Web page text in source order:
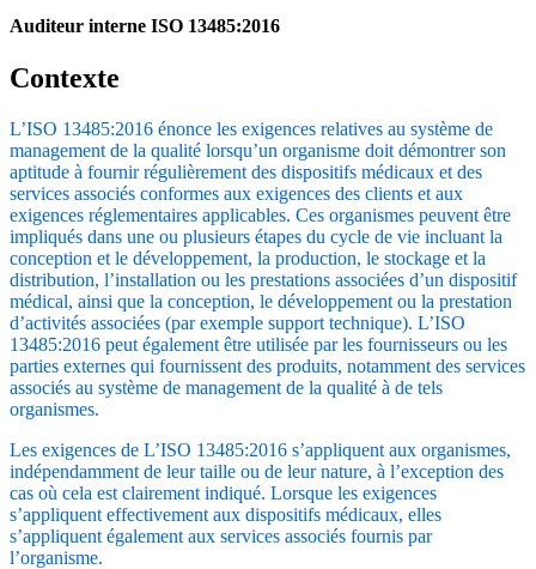
Auditeur interne ISO 13485:2016
Contexte
L’ISO 13485:2016 énonce les exigences relatives au système de
management de la qualité lorsqu’un organisme doit démontrer son
aptitude à fournir régulièrement des dispositifs médicaux et des
services associés conformes aux exigences des clients et aux
exigences réglementaires applicables. Ces organismes peuvent être
impliqués dans une ou plusieurs étapes du cycle de vie incluant la
conception et le développement, la production, le stockage et la
distribution, l’installation ou les prestations associées d’un dispositif
médical, ainsi que la conception, le développement ou la prestation
d’activités associées (par exemple support technique). L’ISO
13485:2016 peut également être utilisée par les fournisseurs ou les
parties externes qui fournissent des produits, notamment des services
associés au système de management de la qualité à de tels
organismes.
Les exigences de L’ISO 13485:2016 s’appliquent aux organismes,
indépendamment de leur taille ou de leur nature, à l’exception des
cas où cela est clairement indiqué. Lorsque les exigences
s’appliquent effectivement aux dispositifs médicaux, elles
s’appliquent également aux services associés fournis par
l’organisme.